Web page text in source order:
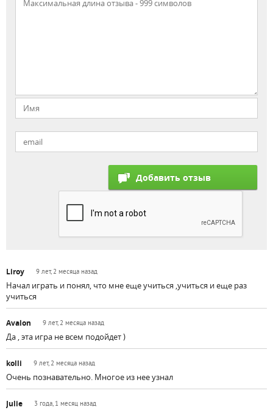
Liroy 9 лет, 2 месяца назад
Начал играть и понял, что мне еще учиться ,учиться и еще раз
учиться
Avalon 9 лет, 2 месяца назад
Да , эта игра не всем подойдет )
kolli 9 лет, 2 месяца назад
Очень познавательно. Многое из нее узнал
Julie 3 года, 1 месяц назад